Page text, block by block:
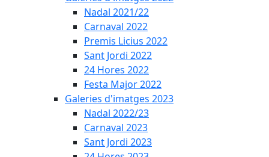
Nadal 2021/22
Carnaval 2022
Premis Licius 2022
Sant Jordi 2022
24 Hores 2022
Festa Major 2022
Galeries d'imatges 2023
Nadal 2022/23
Carnaval 2023
Sant Jordi 2023